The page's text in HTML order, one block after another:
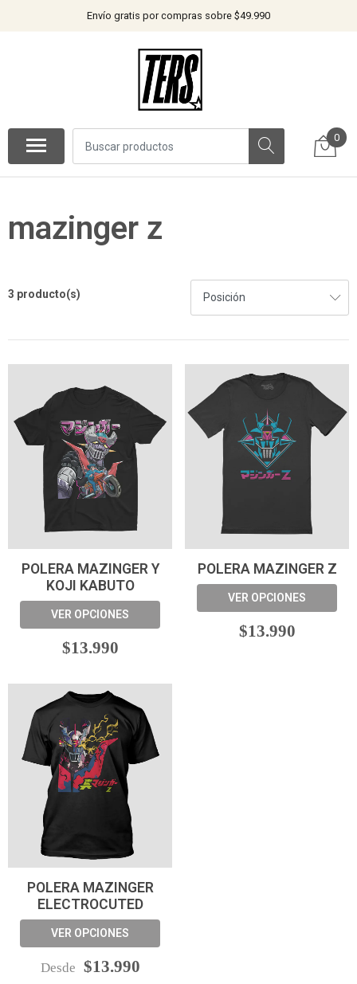
Envío gratis por compras sobre $49.990
0
mazinger z
3 producto(s)
POLERA MAZINGER Y
KOJI KABUTO
VER OPCIONES
$13.990
POLERA MAZINGER Z
VER OPCIONES
$13.990
POLERA MAZINGER
ELECTROCUTED
VER OPCIONES
Desde $13.990